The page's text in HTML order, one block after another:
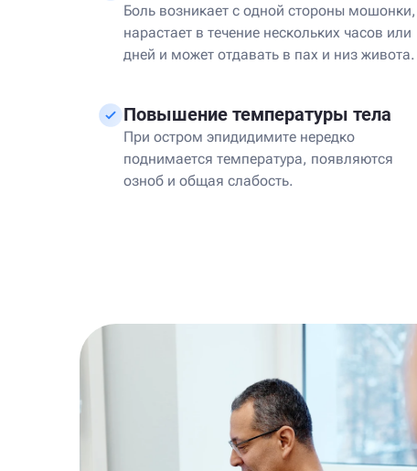
Боль возникает с одной стороны мошонки,
нарастает в течение нескольких часов или
дней и может отдавать в пах и низ живота.
Повышение температуры тела
При остром эпидидимите нередко
поднимается температура, появляются
озноб и общая слабость.